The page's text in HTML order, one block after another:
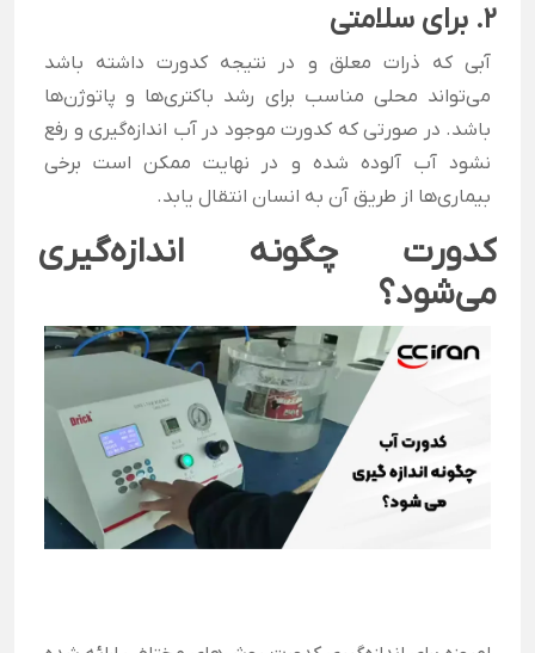
2. برای سلامتی
آبی که ذرات معلق و در نتیجه کدورت داشته باشد
می‌تواند محلی مناسب برای رشد باکتری‌ها و پاتوژن‌ها
باشد. در صورتی که کدورت موجود در آب اندازه‌گیری و رفع
نشود آب آلوده شده و در نهایت ممکن است برخی
بیماری‌ها از طریق آن به انسان انتقال یابد.
کدورت چگونه اندازه‌گیری
می‌شود؟